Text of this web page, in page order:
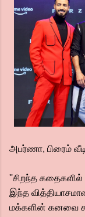
அபர்ணா, பிரைம்
''சிறந்த கதைகளில்
இந்த
மக்களின் கனவை